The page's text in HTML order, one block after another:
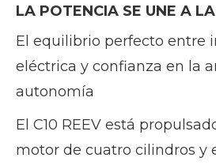
LA POTENCIA SE UNE A
El equilibrio perfecto entre
eléctrica y confianza en la
autonomía
El C10 REEV está
motor de cuatro cilindros y